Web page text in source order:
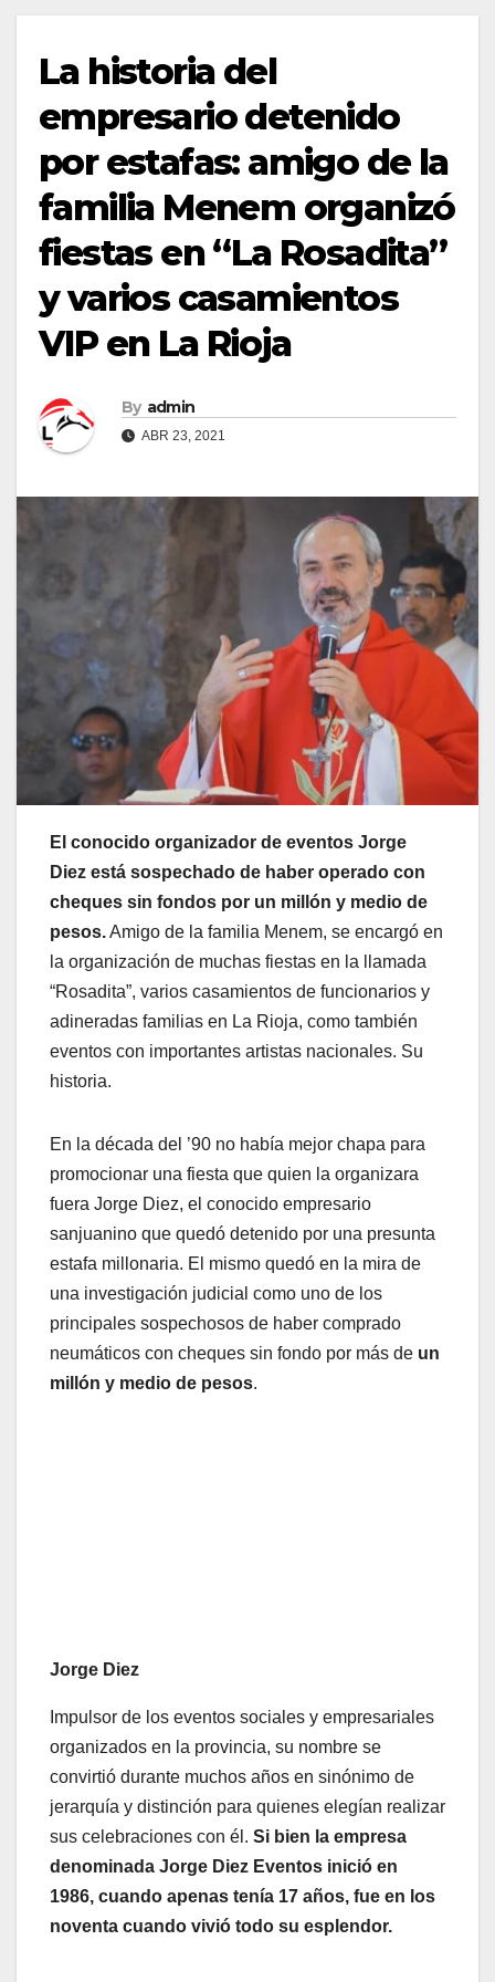
La historia del
empresario detenido
por estafas: amigo de la
familia Menem organizó
fiestas en “La Rosadita”
y varios casamientos
VIP en La Rioja
By admin
ABR 23, 2021
El conocido organizador de eventos Jorge
Diez está sospechado de haber operado con
cheques sin fondos por un millón y medio de
pesos.Amigo de la familia Menem, se encargó en
la organización de muchas fiestas en la llamada
“Rosadita”, varios casamientos de funcionarios y
adineradas familias en La Rioja, como también
eventos con importantes artistas nacionales. Su
historia.
En la década del ’90 no había mejor chapa para
promocionar una fiesta que quien la organizara
fuera Jorge Diez, el conocido empresario
sanjuanino que quedó detenido por una presunta
estafa millonaria. El mismo quedó en la mira de
una investigación judicial como uno de los
principales sospechosos de haber comprado
neumáticos con cheques sin fondo por más de un
millón y medio de pesos.
Jorge Diez
Impulsor de los eventos sociales y empresariales
organizados en la provincia, su nombre se
convirtió durante muchos años en sinónimo de
jerarquía y distinción para quienes elegían realizar
sus celebraciones con él. Si bien la empresa
denominada Jorge Diez Eventos inició en
1986, cuando apenas tenía 17 años, fue en los
noventa cuando vivió todo su esplendor.